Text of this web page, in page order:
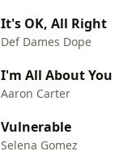
It's OK, All Right
Def Dames Dope
I'm All About You
Aaron Carter
Vulnerable
Selena Gomez